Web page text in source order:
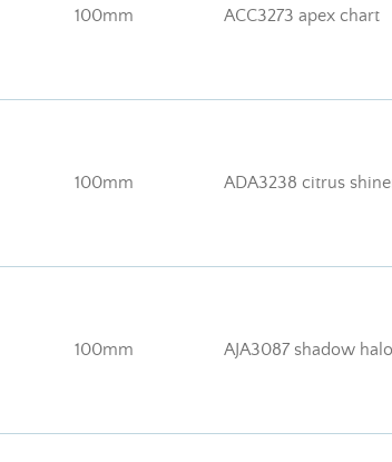
100mm ACC3273 apex chart
100mm ADA3238 citrus
100mm AJA3087 shadow halo